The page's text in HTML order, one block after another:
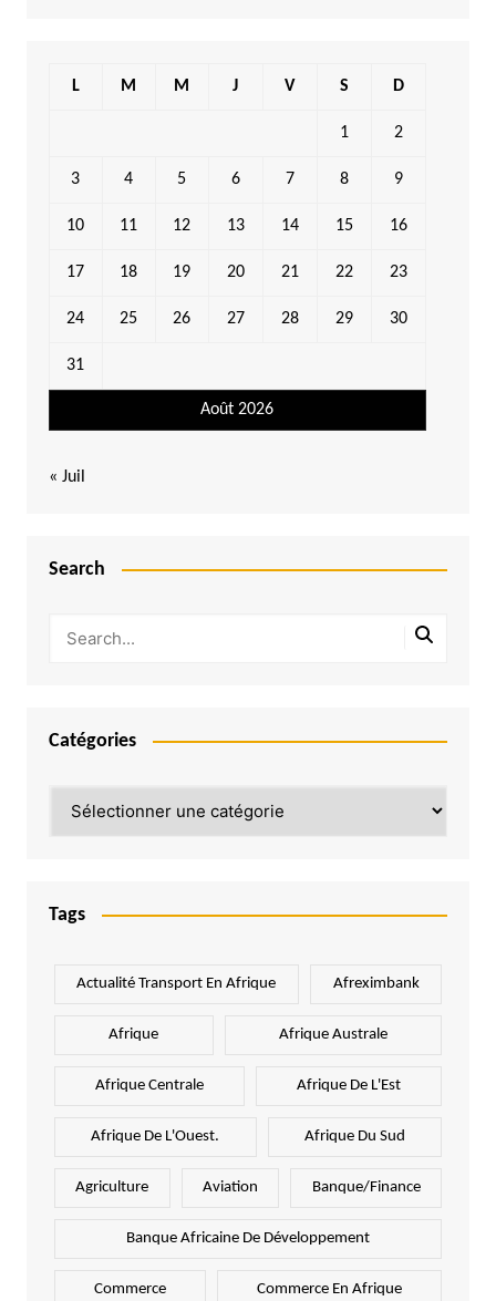
Août 2026
L M M J V S D
1 2
3 4 5 6 7 8 9
10 11 12 13 14 15 16
17 18 19 20 21 22 23
24 25 26 27 28 29 30
31
« Juil
Search
Catégories
Tags
Actualité Transport En Afrique Afreximbank
Afrique Afrique Australe
Afrique Centrale Afrique De L'Est
Afrique De L'Ouest. Afrique Du Sud
Agriculture Aviation Banque/Finance
Banque Africaine De Développement
Commerce Commerce En Afrique